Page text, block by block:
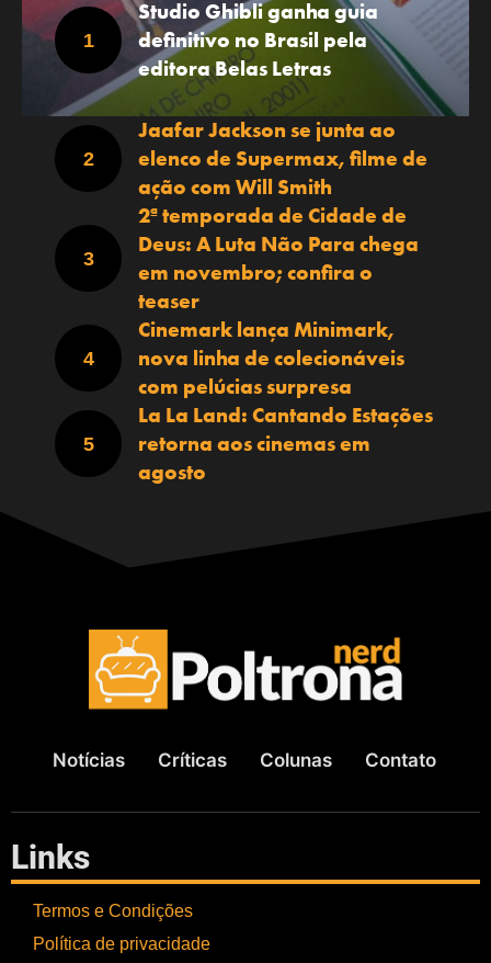
Studio Ghibli ganha guia
definitivo no Brasil pela
editora Belas Letras
Jaafar Jackson se junta ao
elenco de Supermax, filme de
ação com Will Smith
2ª temporada de Cidade de
Deus: A Luta Não Para chega
em novembro; confira o
teaser
Cinemark lança Minimark,
nova linha de colecionáveis
com pelúcias surpresa
La La Land: Cantando Estações
retorna aos cinemas em
agosto
Notícias Críticas Colunas Contato
Links
Termos e Condições
Política de privacidade